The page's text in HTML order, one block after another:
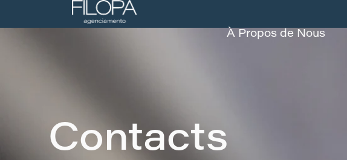
À Propos de Nous
Contacts